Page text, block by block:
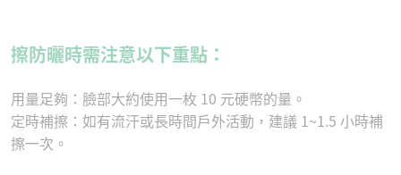
擦防曬時需注意以下重點：
用量足夠：臉部大約使用一枚 10 元硬幣的量。
定時補擦：如有流汗或長時間戶外活動，建議 1~1.5 小時補
擦一次。